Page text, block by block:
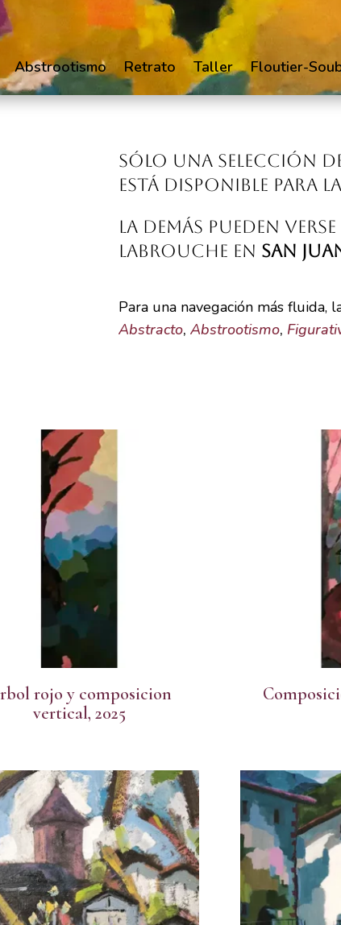
Abstrootismo Retrato Taller Floutier-
Sólo una selección
está disponible para
La demás pueden
Labrouche en San
Para una navegación más fluida,
Abstracto, Abstrootismo,
rojo y composicion
vertical, 2025